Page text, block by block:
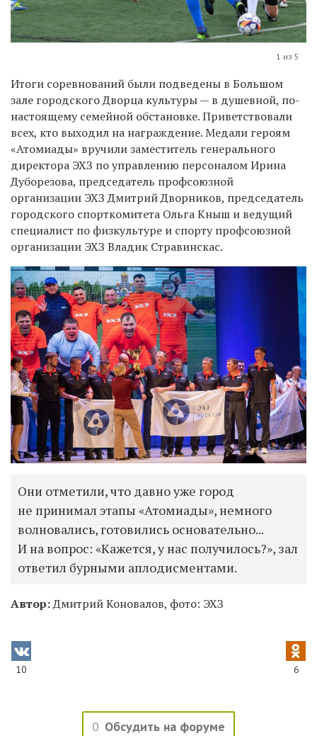
1 из 5
Итоги соревнований были подведены в Большом
зале городского Дворца культуры — в душевной, по-
настоящему семейной обстановке. Приветствовали
всех, кто выходил на награждение. Медали героям
«Атомиады» вручили заместитель генерального
директора ЭХЗ по управлению персоналом Ирина
Дуборезова, председатель профсоюзной
организации ЭХЗ Дмитрий Дворников, председатель
городского спорткомитета Ольга Кныш и ведущий
специалист по физкультуре и спорту профсоюзной
организации ЭХЗ Владик Стравинскас.
Они отметили, что давно уже город
не принимал этапы «Атомиады», немного
волновались, готовились основательно...
И на вопрос: «Кажется, у нас получилось?», зал
ответил бурными аплодисментами.
Автор:Дмитрий Коновалов, фото: ЭХЗ
10 6
0 Обсудить на форуме